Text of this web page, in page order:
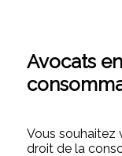
Avocats
Vous souhaitez
droit de la